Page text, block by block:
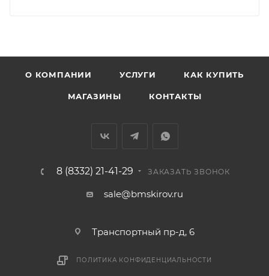
отсутствии подъездных путей поставщик вправе
Доставка заказов по России не осуществляется.
О КОМПАНИИ УСЛУГИ КАК КУПИТЬ
МАГАЗИНЫ КОНТАКТЫ
8 (8332) 21-41-29 ЗАКАЗАТЬ ЗВОНОК
sale@bmskirov.ru
Транспортный пр-д, 6
ПОЛИТИКА КОНФИДЕНЦИАЛЬНОСТИ